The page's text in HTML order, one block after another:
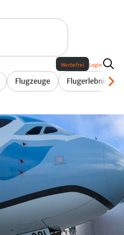
Flugzeuge Flugerlebnis
Werbefrei Login